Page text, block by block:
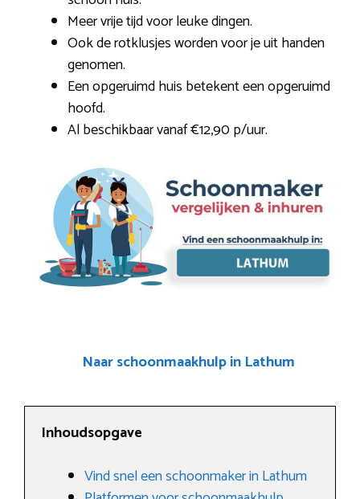
Meer vrije tijd voor leuke dingen.
Ook de rotklusjes worden voor je uit handen
genomen.
Een opgeruimd huis betekent een opgeruimd
hoofd.
Al beschikbaar vanaf €12,90 p/uur.
Naar schoonmaakhulp in Lathum
Inhoudsopgave
Vind snel een schoonmaker in Lathum